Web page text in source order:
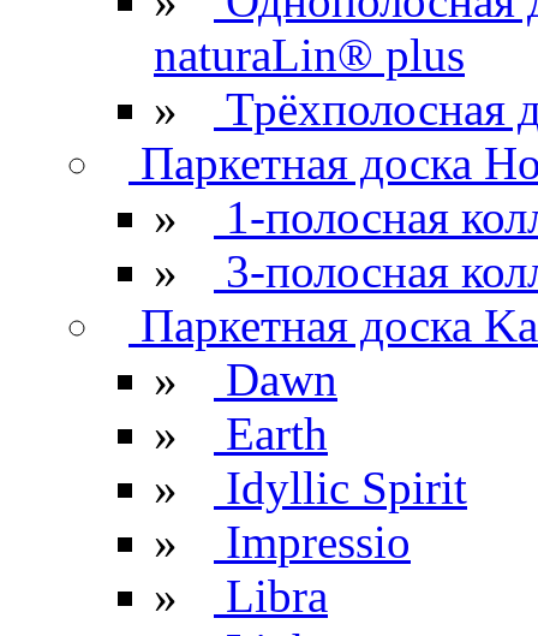
naturaLin® plus
»
Трёхполосная
Паркетная доска
»
1-полосная
»
3-полосная
Паркетная доска
»
Dawn
»
Earth
»
Idyllic Spirit
»
Impressio
»
Libra